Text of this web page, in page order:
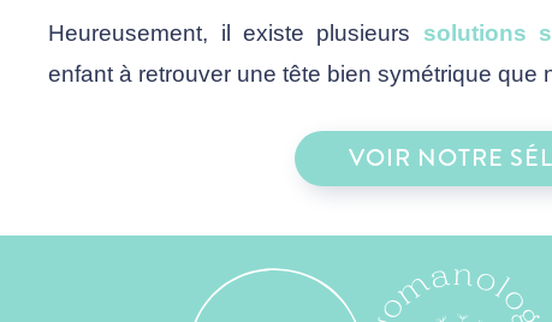
Heureusement, il existe plusieurs solutions
enfant à retrouver une tête bien symétrique que
VOIR NOTRE